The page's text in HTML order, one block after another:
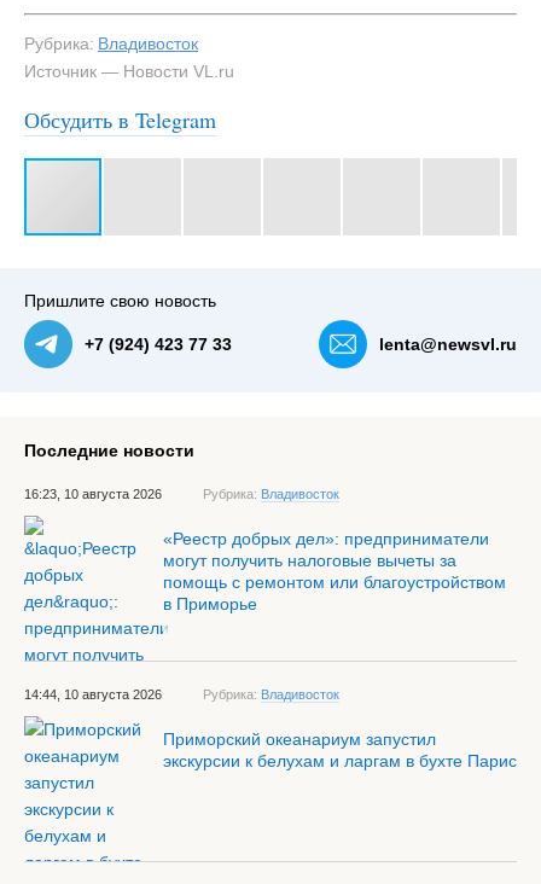
Рубрика: Владивосток
Источник — Новости VL.ru
Обсудить в Telegram
Пришлите свою новость
+7 (924) 423 77 33 lenta@newsvl.ru
Последние новости
16:23, 10 августа 2026 Рубрика: Владивосток
«Реестр добрых дел»: предприниматели
могут получить налоговые вычеты за
помощь с ремонтом или благоустройством
в Приморье
14:44, 10 августа 2026 Рубрика: Владивосток
Приморский океанариум запустил
экскурсии к белухам и ларгам в бухте Парис